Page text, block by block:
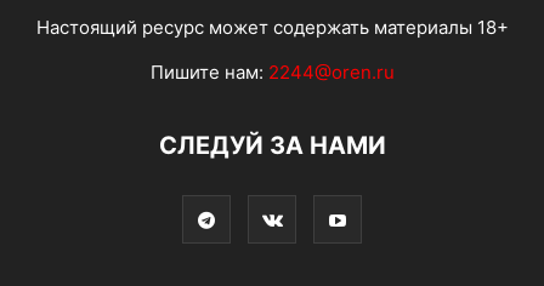
Настоящий ресурс может содержать материалы 18+
Пишите нам: 2244@oren.ru
СЛЕДУЙ ЗА НАМИ